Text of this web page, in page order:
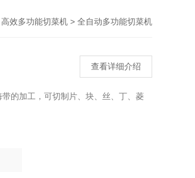
高效多功能切菜机 > 全自动多功能切菜机
查看详细介绍
的加工，可切制片、块、丝、丁、菱